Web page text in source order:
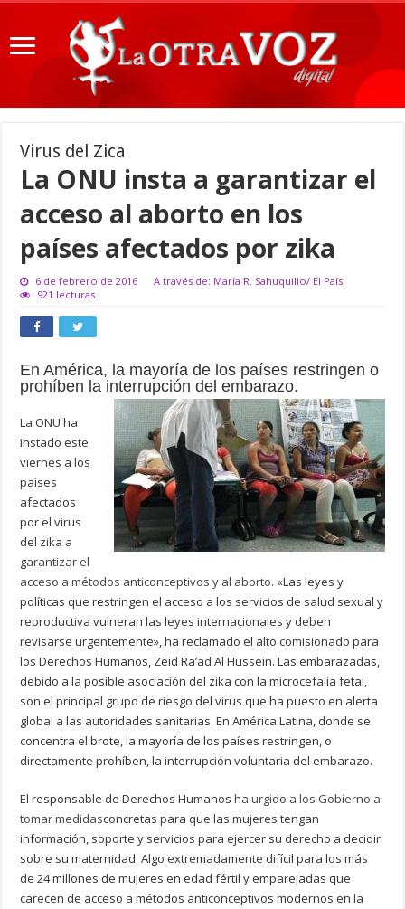
Virus del Zica
La ONU insta a garantizar el
acceso al aborto en los
países afectados por zika
6 de febrero de 2016
A través de: María R. Sahuquillo/ El País
921 lecturas
En América, la mayoría de los países restringen o
prohíben la interrupción del embarazo.
La ONU ha
instado este
viernes a los
países
afectados
por el virus
del zika a
garantizar el
acceso a métodos anticonceptivos y al aborto. «Las leyes y
políticas que restringen el acceso a los servicios de salud sexual y
reproductiva vulneran las leyes internacionales y deben
revisarse urgentemente», ha reclamado el alto comisionado para
los Derechos Humanos, Zeid Ra’ad Al Hussein. Las embarazadas,
debido a la posible asociación del zika con la microcefalia fetal,
son el principal grupo de riesgo del virus que ha puesto en alerta
global a las autoridades sanitarias. En América Latina, donde se
concentra el brote, la mayoría de los países restringen, o
directamente prohíben, la interrupción voluntaria del embarazo.
El responsable de Derechos Humanosha urgido a los Gobierno a
tomar medidasconcretas para que las mujeres tengan
información, soporte y servicios para ejercer su derecho a decidir
sobre su maternidad. Algo extremadamente difícil para los más
de 24 millones de mujeres en edad fértil y emparejadas que
carecen de acceso a métodos anticonceptivos modernos en la